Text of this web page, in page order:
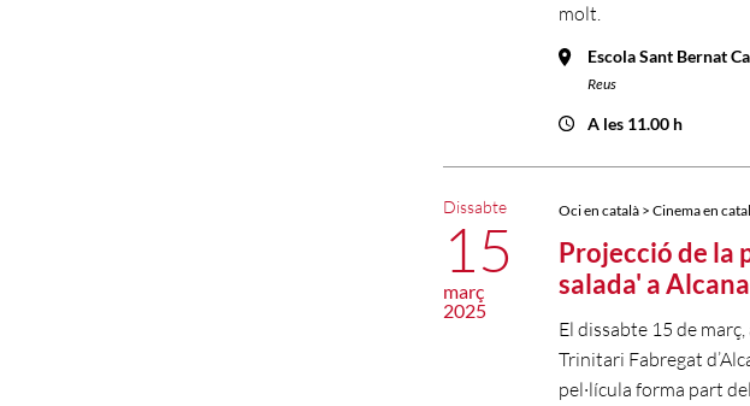
molt.
Escola Sant Bernat
Reus
A les 11.00 h
Oci en català > Cinema en
Projecció de la
salada' a
El dissabte 15 de
Trinitari Fabregat
pel·lícula forma part
Dissabte
15
març
2025